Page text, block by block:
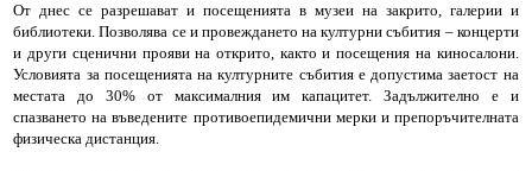
От днес се разрешават и посещенията в музеи на закрито, галерии и
библиотеки. Позволява се и провеждането на културни събития – концерти
и други сценични прояви на открито, както и посещения на киносалони.
Условията за посещенията на културните събития е допустима заетост на
местата до 30% от максималния им капацитет. Задължително е и
спазването на въведените противоепидемични мерки и препоръчителната
физическа дистанция.